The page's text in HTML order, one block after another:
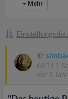
Mehr
66111
vor 3